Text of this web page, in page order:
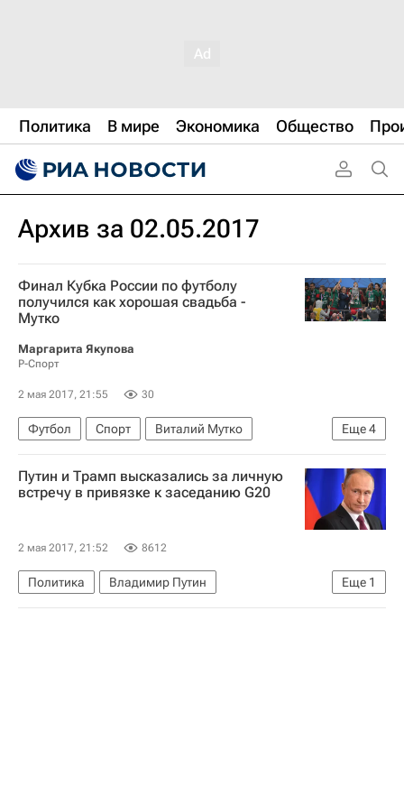
Политика В мире Экономика Общество
Архив за 02.05.2017
Финал Кубка России по футболу
получился как хорошая свадьба -
Мутко
Маргарита Якупова
Р-Спорт
2 мая 2017, 21:55 30
Еще4
Футбол Спорт
Виталий Мутко
Финал Кубка России - 2016/2017 по футболу между "Локомотивом" и "Уралом" в Сочи
Кубок России по футболу
Путин и Трамп высказались за личную
встречу в привязке к заседанию G20
2 мая 2017, 21:52 8612
Еще 1
Политика
Владимир Путин
Дональд Трамп